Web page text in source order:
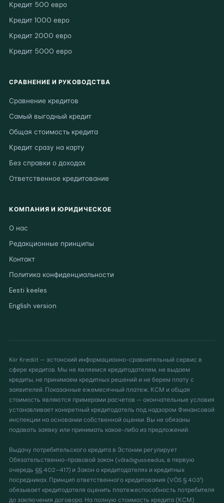
Кредит 500 евро
Кредит 1000 евро
Кредит 2000 евро
Кредит 5000 евро
СРАВНЕНИЕ И РУКОВОДСТВА
Сравнение кредитов
Самый выгодный кредит
Общая стоимость кредита
Кредит сразу на карту
Без справки о доходах
Ответственное кредитование
КОМПАНИЯ И ЮРИДИЧЕСКОЕ
О нас
Редакционные принципы
Контакт
Политика конфиденциальности
Eesti keeles
English version
Kiir Krediit — эстонский информационно-сравнительный сервис в
сфере кредитов. Мы не являемся кредитодателем, не выдаем
кредиты, не принимаем кредитных решений и не берем плату с
заявителей. Показанные ежемесячный платеж, КСМ и общая
стоимость являются примерами расчетов — окончательные условия
устанавливает конкретный кредитодатель под надзором Финансовой
инспекции на основании собственной оценки. Вы не обязаны
подавать заявку или принимать какое-либо из предложений.
Выдачу потребительского кредита в Эстонии регулирует
Обязательственно-правовой закон (võlaõigusseadus, в первую
очередь §§ 402–417) и Закон о кредитодателях и кредитных
посредниках. Принцип ответственного кредитования (VÕS § 403¹)
обязывает кредитодателя оценить платежеспособность потребителя
до заключения договора. На полную стоимость кредита (КСМ)